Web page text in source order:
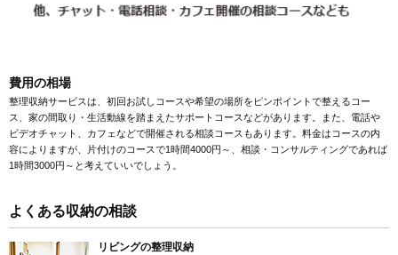
費用の相場
整理収納サービスは、初回お試しコースや希望の場所をピンポイントで整えるコー
ス、家の間取り・生活動線を踏まえたサポートコースなどがあります。また、電話や
ビデオチャット、カフェなどで開催される相談コースもあります。料金はコースの内
容によりますが、片付けのコースで1時間4000円～、相談・コンサルティングであれば
1時間3000円～と考えていいでしょう。
よくある収納の相談
リビングの整理収納